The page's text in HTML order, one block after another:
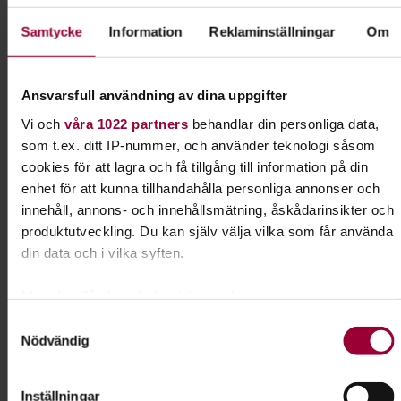
Samtycke Information Reklaminställningar Om
Ansvarsfull användning av dina uppgifter
Vi och våra 1022 partnersbehandlar din personliga data,
som t.ex. ditt IP-nummer, och använder teknologi såsom
cookies för att lagra och få tillgång till information på din
enhet för att kunna tillhandahålla personliga annonser och
innehåll, annons- och innehållsmätning, åskådarinsikter och
produktutveckling. Du kan själv välja vilka som får använda
din data och i vilka syften.
kan ha en noggrannhet på upp till flera meter
Nödvändig
Inställningar
I samarbete med
Stadsbiblioteket i Uppsala
Kontakt
Elin Sjöman
Folkbildningsutvecklare
Tillgänglighet & Jämlikhet
Skicka e-post
018-19 46 13
Dela:
Upptäck, forska och fundera